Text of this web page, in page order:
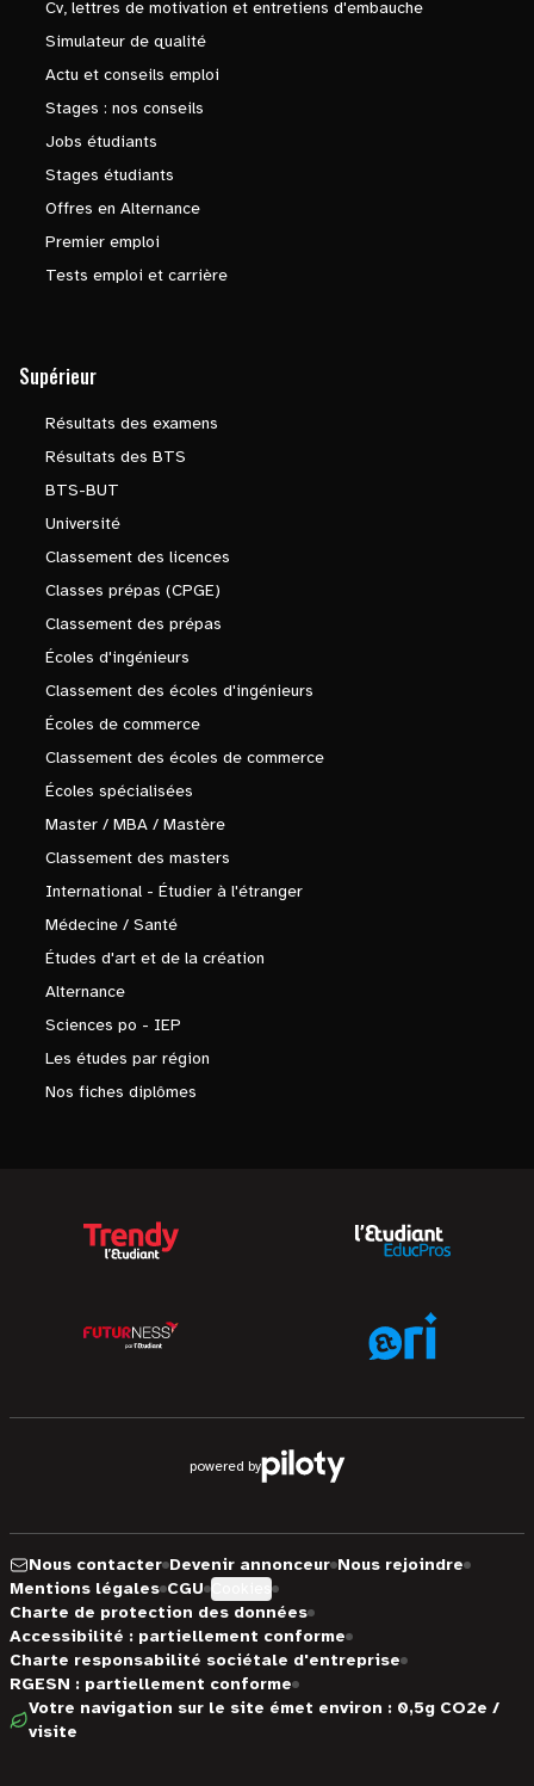
Cv, lettres de motivation et entretiens d'embauche
Simulateur de qualité
Actu et conseils emploi
Stages : nos conseils
Jobs étudiants
Stages étudiants
Offres en Alternance
Premier emploi
Tests emploi et carrière
Supérieur
Résultats des examens
Résultats des BTS
BTS-BUT
Université
Classement des licences
Classes prépas (CPGE)
Classement des prépas
Écoles d'ingénieurs
Classement des écoles d'ingénieurs
Écoles de commerce
Classement des écoles de commerce
Écoles spécialisées
Master / MBA / Mastère
Classement des masters
International - Étudier à l'étranger
Médecine / Santé
Études d'art et de la création
Alternance
Sciences po - IEP
Les études par région
Nos fiches diplômes
powered by
Nous contacter Devenir annonceur Nous rejoindre
Mentions légales CGU
Charte de protection des données
Accessibilité : partiellement conforme
Charte responsabilité sociétale d'entreprise
RGESN : partiellement conforme
Votre navigation sur le site émet environ : 0,5g CO2e /
visite